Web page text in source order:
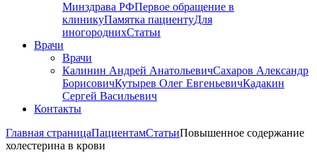
Минздрава РФПервое обращение в
клиникуПамятка пациентуДля
иногороднихСтатьи
Врачи
Врачи
Калинин Андрей АнатольевичСахаров Александр
БорисовичКутырев Олег ЕвгеньевичКадакин
Сергей Васильевич
Контакты
Главная страницаПациентамСтатьиПовышенное содержание
холестерина в крови